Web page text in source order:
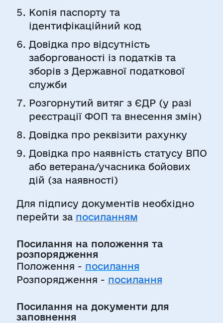
Копія паспорту та
ідентифікаційний код
Довідка про відсутність
заборгованості із податків та
зборів з Державної податкової
служби
Розгорнутий витяг з ЄДР (у разі
реєстрації ФОП та внесення змін)
Довідка про реквізити рахунку
Довідка про наявність статусу ВПО
або ветерана/учасника бойових
дій (за наявності)
Для підпису документів необхідно
перейти за посиланням
Посилання на положення та
розпорядження
Положення - посилання
Розпорядження - посилання
Посилання на документи для
заповнення